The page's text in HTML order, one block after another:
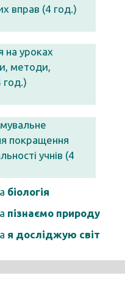
вправ (4 год.)
на уроках
методи,
год.)
покращення
учнів (4
біологія
пізнаємо природу
я досліджую світ